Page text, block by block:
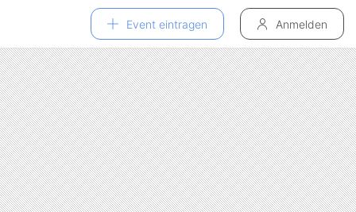
Event eintragen Anmelden